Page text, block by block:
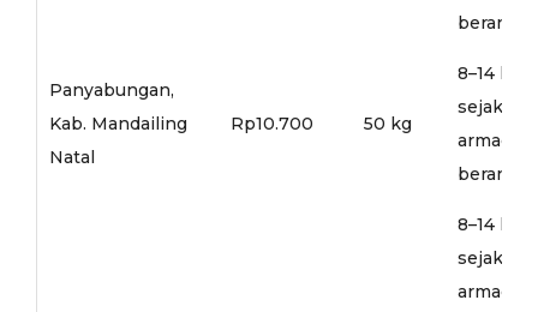
Panyabungan,
Kab. Mandailing
Natal
Rp10.700 50 kg
8–14 hari
sejak
armada
8–14 hari
sejak
armada